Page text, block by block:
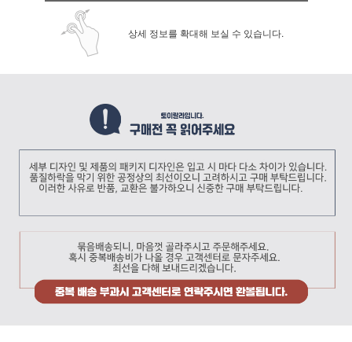
상세 정보를 확대해 보실 수 있습니다.